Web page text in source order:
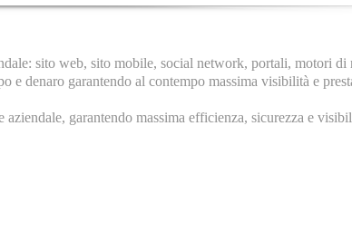
sito web, sito mobile, social network, portali, motori di
e denaro garantendo al contempo massima visibilità e
garantendo massima efficienza, sicurezza e